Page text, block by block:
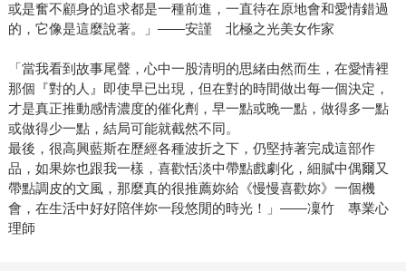
或是奮不顧身的追求都是一種前進，一直待在原地會和愛情錯過
的，它像是這麼說著。」——安謹 北極之光美女作家
「當我看到故事尾聲，心中一股清明的思緒由然而生，在愛情裡
那個『對的人』即使早已出現，但在對的時間做出每一個決定，
才是真正推動感情濃度的催化劑，早一點或晚一點，做得多一點
或做得少一點，結局可能就截然不同。
最後，很高興藍斯在歷經各種波折之下，仍堅持著完成這部作
品，如果妳也跟我一樣，喜歡恬淡中帶點戲劇化，細膩中偶爾又
帶點調皮的文風，那麼真的很推薦妳給《慢慢喜歡妳》一個機
會，在生活中好好陪伴妳一段悠閒的時光！」——凜竹 專業心
理師